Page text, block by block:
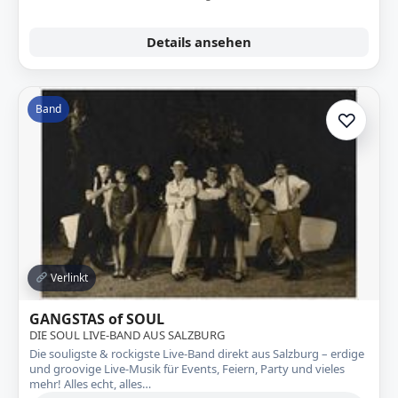
Details ansehen
Band
Verlinkt
♡Zur
GANGSTAS of SOUL
DIE SOUL LIVE-BAND AUS SALZBURG
Die souligste & rockigste Live-Band direkt aus Salzburg – erdige
und groovige Live-Musik für Events, Feiern, Party und vieles
mehr! Alles echt, alles…